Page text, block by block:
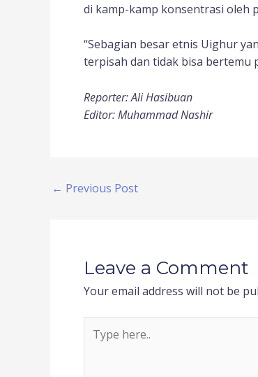
di kamp-kamp konsentrasi oleh
“Sebagian besar etnis Uighur
terpisah dan tidak bisa bertemu
Reporter: Ali Hasibuan
Editor: Muhammad Nashir
← Previous Post
Leave a Comment
Your email address will not be
here..